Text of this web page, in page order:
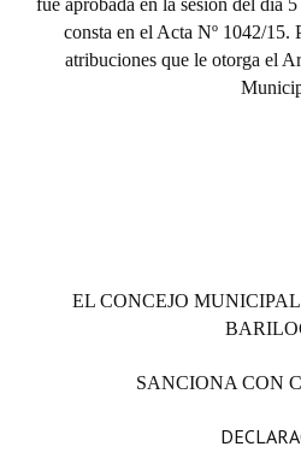
fue aprobada en la sesión del día
consta en el Acta Nº 1042/15.
atribuciones que le otorga el
EL CONCEJO
SANCIONA CON